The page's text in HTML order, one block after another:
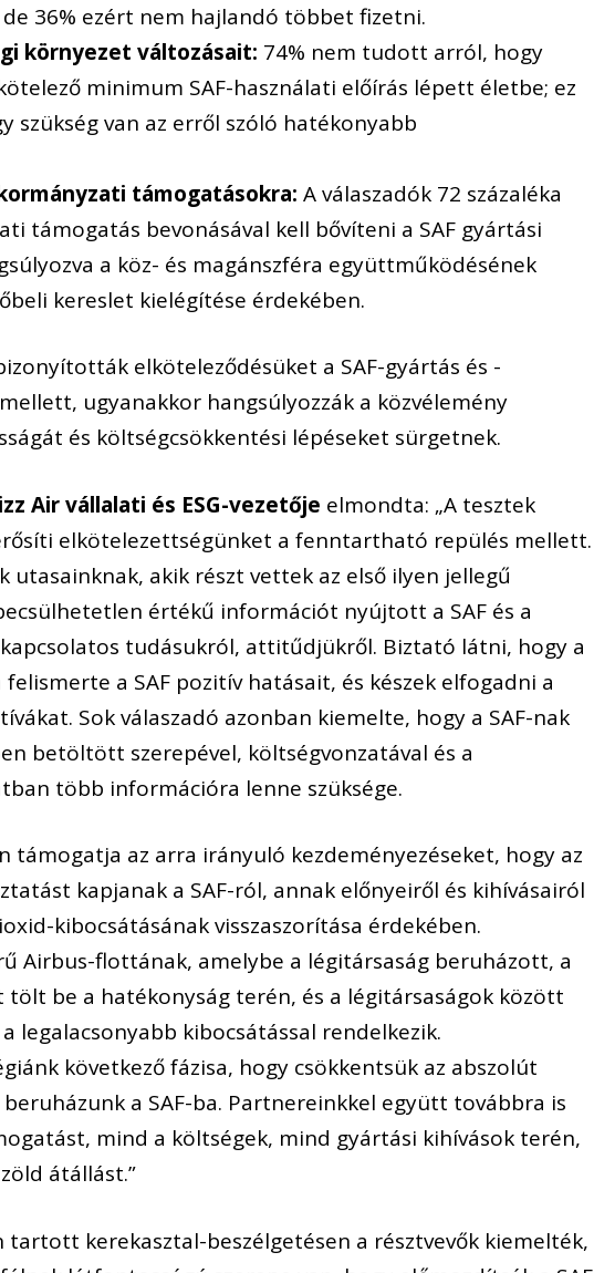
36% ezért nem hajlandó többet fizetni.
környezet változásait: 74% nem tudott arról, hogy
minimum SAF-használati előírás lépett életbe; ez
szükség van az erről szóló hatékonyabb
támogatásokra: A válaszadók 72 százaléka
támogatás bevonásával kell bővíteni a SAF gyártási
a köz- és magánszféra együttműködésének
kereslet kielégítése érdekében.
elköteleződésüket a SAF-gyártás és -
ugyanakkor hangsúlyozzák a közvélemény
és költségcsökkentési lépéseket sürgetnek.
Air vállalati és ESG-vezetője elmondta: „A tesztek
elkötelezettségünket a fenntartható repülés mellett.
utasainknak, akik részt vettek az első ilyen jellegű
értékű információt nyújtott a SAF és a
tudásukról, attitűdjükről. Biztató látni, hogy a
felismerte a SAF pozitív hatásait, és készek elfogadni a
Sok válaszadó azonban kiemelte, hogy a SAF-nak
betöltött szerepével, költségvonzatával és a
több információra lenne szüksége.
támogatja az arra irányuló kezdeményezéseket, hogy az
kapjanak a SAF-ról, annak előnyeiről és kihívásairól
kibocsátásának visszaszorítása érdekében.
Airbus-flottának, amelybe a légitársaság beruházott, a
tölt be a hatékonyság terén, és a légitársaságok között
legalacsonyabb kibocsátással rendelkezik.
következő fázisa, hogy csökkentsük az abszolút
a SAF-ba. Partnereinkkel együtt továbbra is
mind a költségek, mind gyártási kihívások terén,
átállást.”
tartott kerekasztal-beszélgetésen a résztvevők kiemelték,